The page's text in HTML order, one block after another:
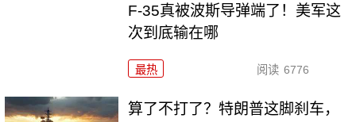
F-35真被波斯导弹端了！美军这
次到底输在哪
最热 阅读 6776
算了不打了？特朗普这脚刹车，